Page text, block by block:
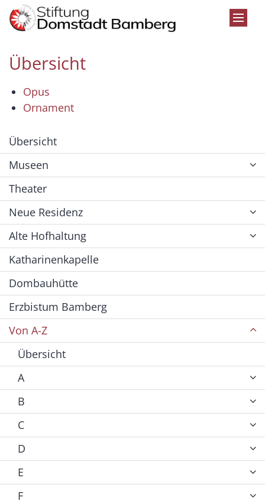
Zum Inhalt springen
Übersicht
Opus
Ornament
Übersicht
Museen
Theater
Neue Residenz
Alte Hofhaltung
Katharinenkapelle
Dombauhütte
Erzbistum Bamberg
Von A-Z
Übersicht
A
B
C
D
E
F